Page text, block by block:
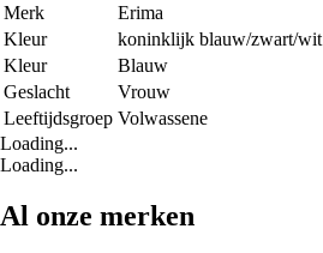
Merk
Erima
Kleur
koninklijk blauw/zwart/wit
Kleur
Blauw
Geslacht
Vrouw
Leeftijdsgroep Volwassene
Loading...
Loading...
Al onze merken